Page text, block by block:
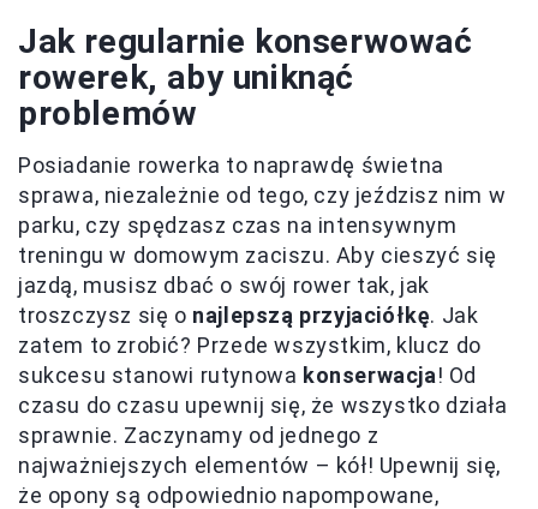
Jak regularnie konserwować
rowerek, aby uniknąć
problemów
Posiadanie rowerka to naprawdę świetna
sprawa, niezależnie od tego, czy jeździsz nim w
parku, czy spędzasz czas na intensywnym
treningu w domowym zaciszu. Aby cieszyć się
jazdą, musisz dbać o swój rower tak, jak
troszczysz się o najlepszą przyjaciółkę. Jak
zatem to zrobić? Przede wszystkim, klucz do
sukcesu stanowi rutynowa konserwacja! Od
czasu do czasu upewnij się, że wszystko działa
sprawnie. Zaczynamy od jednego z
najważniejszych elementów – kół! Upewnij się,
że opony są odpowiednio napompowane,